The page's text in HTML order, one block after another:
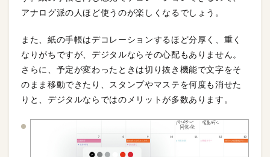
アナログ派の人ほど使うのが楽しくなるでしょう。
また、紙の手帳はデコレーションするほど分厚く、重く
なりがちですが、デジタルならその心配もありません。
さらに、予定が変わったときは切り抜き機能で文字をそ
のまま移動できたり、スタンプやマステを何度も消せた
りと、デジタルならではのメリットが多数あります。